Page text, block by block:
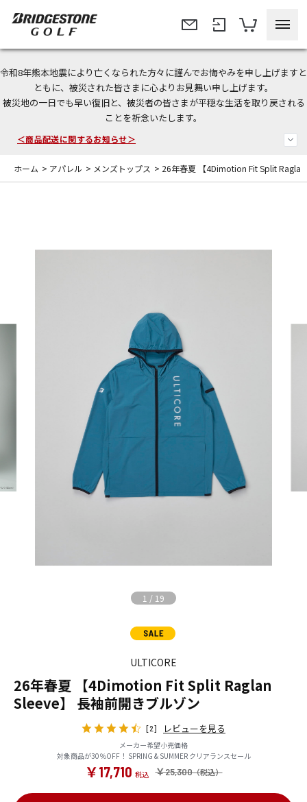
令和8年熊本地震により亡くなられた方々に謹んでお悔やみを申し上げますと
ともに、被災された皆さまに心よりお見舞い申し上げます。
被災地の一日でも早い復旧と、被災者の皆さまが平穏な生活を取り戻される
ことを祈念いたします。
今なら新規会員登録で1,000円OFFクーポンプレゼント！
＜商品配送に関するお知らせ＞
＜夏季休暇中のご注文・発送・お問い合わせ＞
ホーム > アパレル > メンズトップス > 26年春夏 【4Dimotion Fit Split
1 / 19
ULTICORE
26年春夏 【4Dimotion Fit Split Raglan
Sleeve】 長袖前開きブルゾン
[2] レビューを見る
メーカー希望小売価格
対象商品が30％OFF！ SPRING & SUMMER クリアランスセール
￥25,300
￥17,710